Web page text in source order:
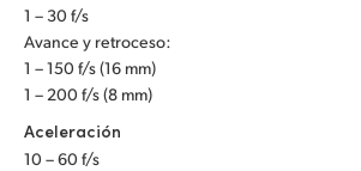
1 – 30 f/s
Avance y retroceso:
1 – 150 f/s (16 mm)
1 – 200 f/s (8 mm)
Aceleración
10 – 60 f/s